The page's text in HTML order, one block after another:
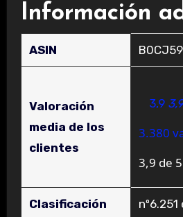
Información
ASIN
Valoración
media de los
clientes
3,9
3.380
3,9 de
Clasificación